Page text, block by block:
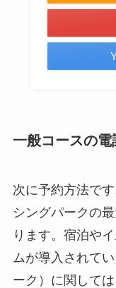
一般コースの
次に予約方法で
シングパークの
ります。宿泊や
ムが導入されてい
ーク）に関して